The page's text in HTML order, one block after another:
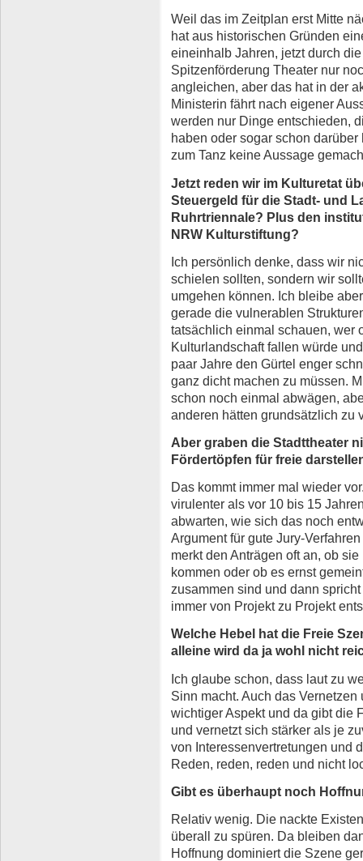
Weil das im Zeitplan erst Mitte
hat aus historischen Gründen
eineinhalb Jahren, jetzt durch
Spitzenförderung Theater nur
angleichen, aber das hat in der
Ministerin fährt nach eigener
werden nur Dinge entschieden,
haben oder sogar schon
zum Tanz keine Aussage
Jetzt reden wir im Kulturetat
Steuergeld für die Stadt- und
Ruhrtriennale? Plus den
NRW Kulturstiftung?
Ich persönlich denke, dass wir
schielen sollten, sondern wir
umgehen können. Ich bleibe
gerade die vulnerablen
tatsächlich einmal schauen, wer
Kulturlandschaft fallen würde
paar Jahre den Gürtel enger
ganz dicht machen zu müssen.
schon noch einmal abwägen,
anderen hätten grundsätzlich zu
Aber graben die Stadttheater
Fördertöpfen für freie
Das kommt immer mal wieder
virulenter als vor 10 bis 15
abwarten, wie sich das noch
Argument für gute Jury-
merkt den Anträgen oft an, ob
kommen oder ob es ernst
zusammen sind und dann
immer von Projekt zu Projekt
Welche Hebel hat die Freie
alleine wird da ja wohl nicht
Ich glaube schon, dass laut zu
Sinn macht. Auch das
wichtiger Aspekt und da gibt die
und vernetzt sich stärker als je
von Interessenvertretungen und
Reden, reden, reden und nicht
Gibt es überhaupt noch
Relativ wenig. Die nackte
überall zu spüren. Da bleiben
Hoffnung dominiert die Szene